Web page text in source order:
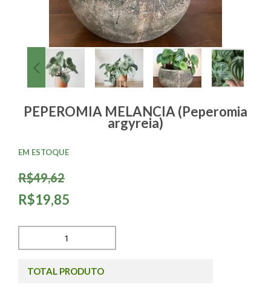
PEPEROMIA MELANCIA (Peperomia
argyreia)
R$49,62
R$19,85
EM ESTOQUE
TOTAL PRODUTO